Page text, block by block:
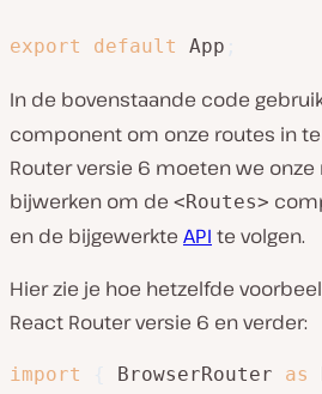
export default App
In de bovenstaande code
component om onze routes in te
Router versie 6 moeten we
bijwerken om de <Routes>
en de bijgewerkte API te volgen.
Hier zie je hoe hetzelfde
React Router versie 6 en verder:
import BrowserRouter as